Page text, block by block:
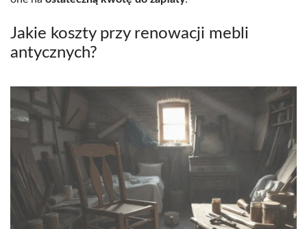
Jakie koszty przy renowacji mebli
antycznych?